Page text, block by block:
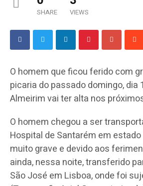
SHARE VIEWS
O homem que ficou ferido com
picaria do passado domingo, dia
Almeirim vai ter alta nos
O homem chegou a ser
Hospital de Santarém em
muito grave e devido aos
ainda, nessa noite, transferido
São José em Lisboa, onde foi